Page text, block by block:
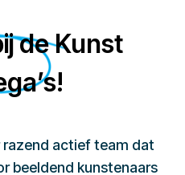
de Kunst
razend actief team dat
beeldend kunstenaars